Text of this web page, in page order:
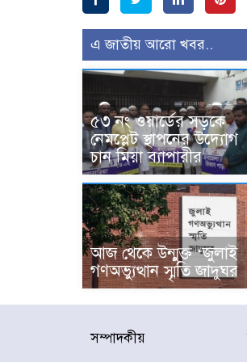
এ জাতীয় আরো খবর..
৫৩ নং ওয়ার্ডের সড়কে
নেমপ্লেট স্থাপনের উদ্যোগ
চান মিয়া ব্যাপারীর
আজ থেকে উন্মুক্ত ‘জুলাই
গণঅভ্যুত্থান স্মৃতি জাদুঘর
সম্পাদকীয়